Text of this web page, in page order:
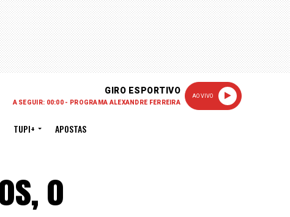
GIRO ESPORTIVO
A SEGUIR: 00:00 - PROGRAMA ALEXANDRE FERREIRA
AO VIVO
TUPI+ APOSTAS
o